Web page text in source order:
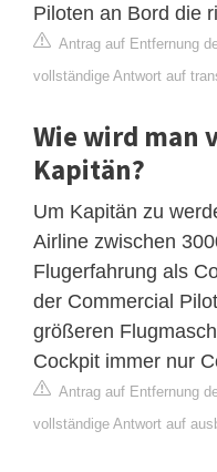
Piloten an Bord die
Antrag auf Entfernung
vollständige Antwort auf
Wie wird man
Kapitän?
Um Kapitän zu
Airline zwischen
Flugerfahrung als
der Commercial
größeren
Cockpit immer nur
Antrag auf Entfernung
vollständige Antwort auf